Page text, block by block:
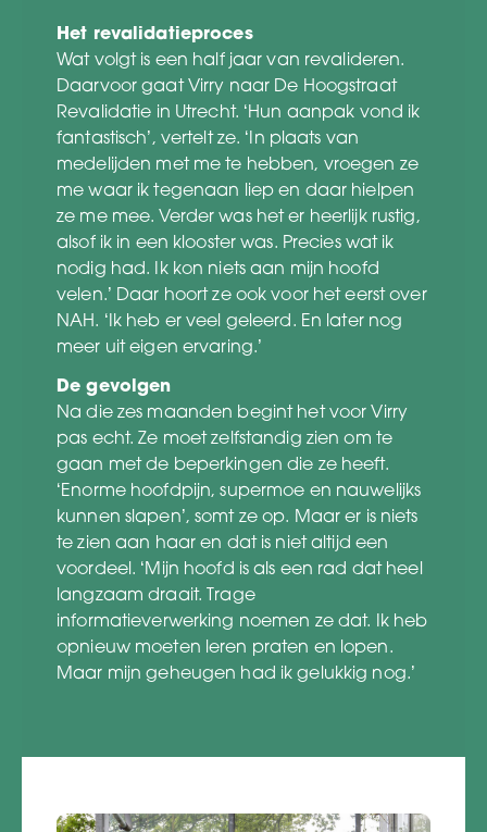
Het revalidatieproces
Wat volgt is een half jaar van revalideren.
Daarvoor gaat Virry naar De Hoogstraat
Revalidatie in Utrecht. ‘Hun aanpak vond ik
fantastisch’, vertelt ze. ‘In plaats van
medelijden met me te hebben, vroegen ze
me waar ik tegenaan liep en daar hielpen
ze me mee. Verder was het er heerlijk rustig,
alsof ik in een klooster was. Precies wat ik
nodig had. Ik kon niets aan mijn hoofd
velen.’ Daar hoort ze ook voor het eerst over
NAH. ‘Ik heb er veel geleerd. En later nog
meer uit eigen ervaring.’
De gevolgen
Na die zes maanden begint het voor Virry
pas echt. Ze moet zelfstandig zien om te
gaan met de beperkingen die ze heeft.
‘Enorme hoofdpijn, supermoe en nauwelijks
kunnen slapen’, somt ze op. Maar er is niets
te zien aan haar en dat is niet altijd een
voordeel. ‘Mijn hoofd is als een rad dat heel
langzaam draait. Trage
informatieverwerking noemen ze dat. Ik heb
opnieuw moeten leren praten en lopen.
Maar mijn geheugen had ik gelukkig nog.’